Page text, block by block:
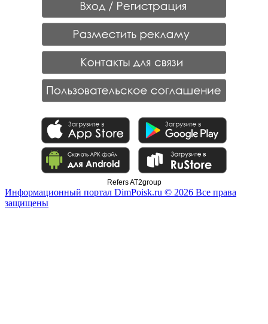
Refers AT2group
Информационный портал DimPoisk.ru © 2026 Все права
защищены